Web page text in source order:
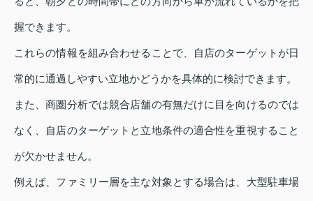
握できます。
これらの情報を組み合わせることで、自店のターゲットが日
常的に通過しやすい立地かどうかを具体的に検討できます。
また、商圏分析では競合店舗の有無だけに目を向けるのでは
なく、自店のターゲットと立地条件の適合性を重視すること
が欠かせません。
例えば、ファミリー層を主な対象とする場合は、大型駐車場